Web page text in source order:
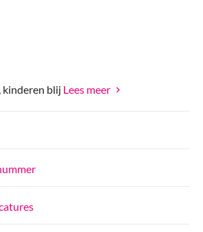
kinderen blij Lees meer